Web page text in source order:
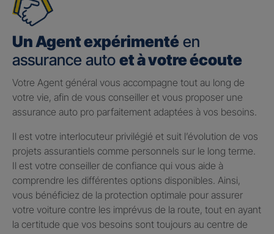
Un Agent expérimenté en
assurance auto et à votre écoute
Votre Agent général vous accompagne tout au long de
votre vie, afin de vous conseiller et vous proposer une
assurance auto pro parfaitement adaptées à vos besoins.
Il est votre interlocuteur privilégié et suit l’évolution de vos
projets assurantiels comme personnels sur le long terme.
Il est votre conseiller de confiance qui vous aide à
comprendre les différentes options disponibles. Ainsi,
vous bénéficiez de la protection optimale pour assurer
votre voiture contre les imprévus de la route, tout en ayant
la certitude que vos besoins sont toujours au centre de